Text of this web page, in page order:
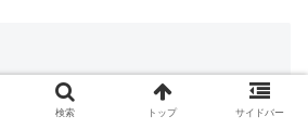
検索 トップ サイドバー